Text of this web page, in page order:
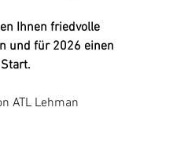
Ihnen friedvolle
und für 2026 einen
ATL Lehman